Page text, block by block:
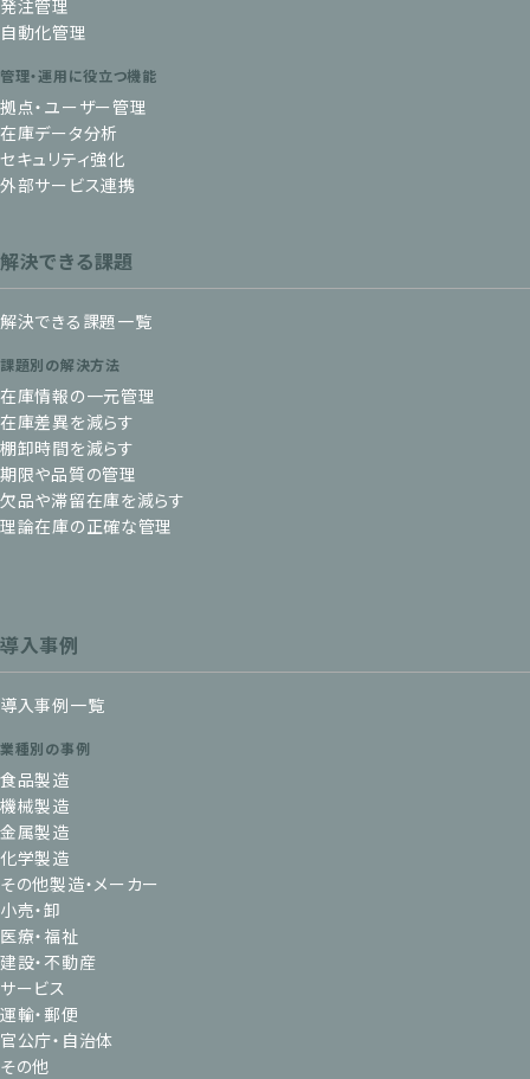
発注管理
自動化管理
管理・運用に役立つ機能
拠点・ユーザー管理
在庫データ分析
セキュリティ強化
外部サービス連携
解決できる課題
解決できる課題一覧
課題別の解決方法
在庫情報の一元管理
在庫差異を減らす
棚卸時間を減らす
期限や品質の管理
欠品や滞留在庫を減らす
理論在庫の正確な管理
導入事例
導入事例一覧
業種別の事例
食品製造
機械製造
金属製造
化学製造
その他製造・メーカー
小売・卸
医療・福祉
建設・不動産
サービス
運輸・郵便
官公庁・自治体
その他